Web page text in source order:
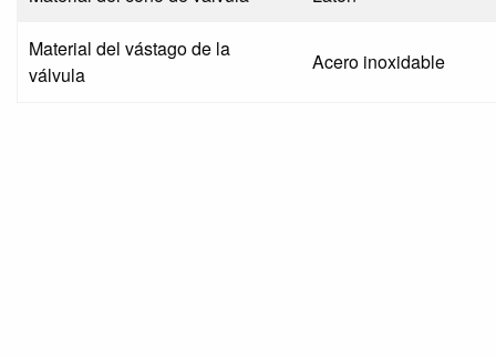
Material del vástago de la
válvula
Acero inoxidable